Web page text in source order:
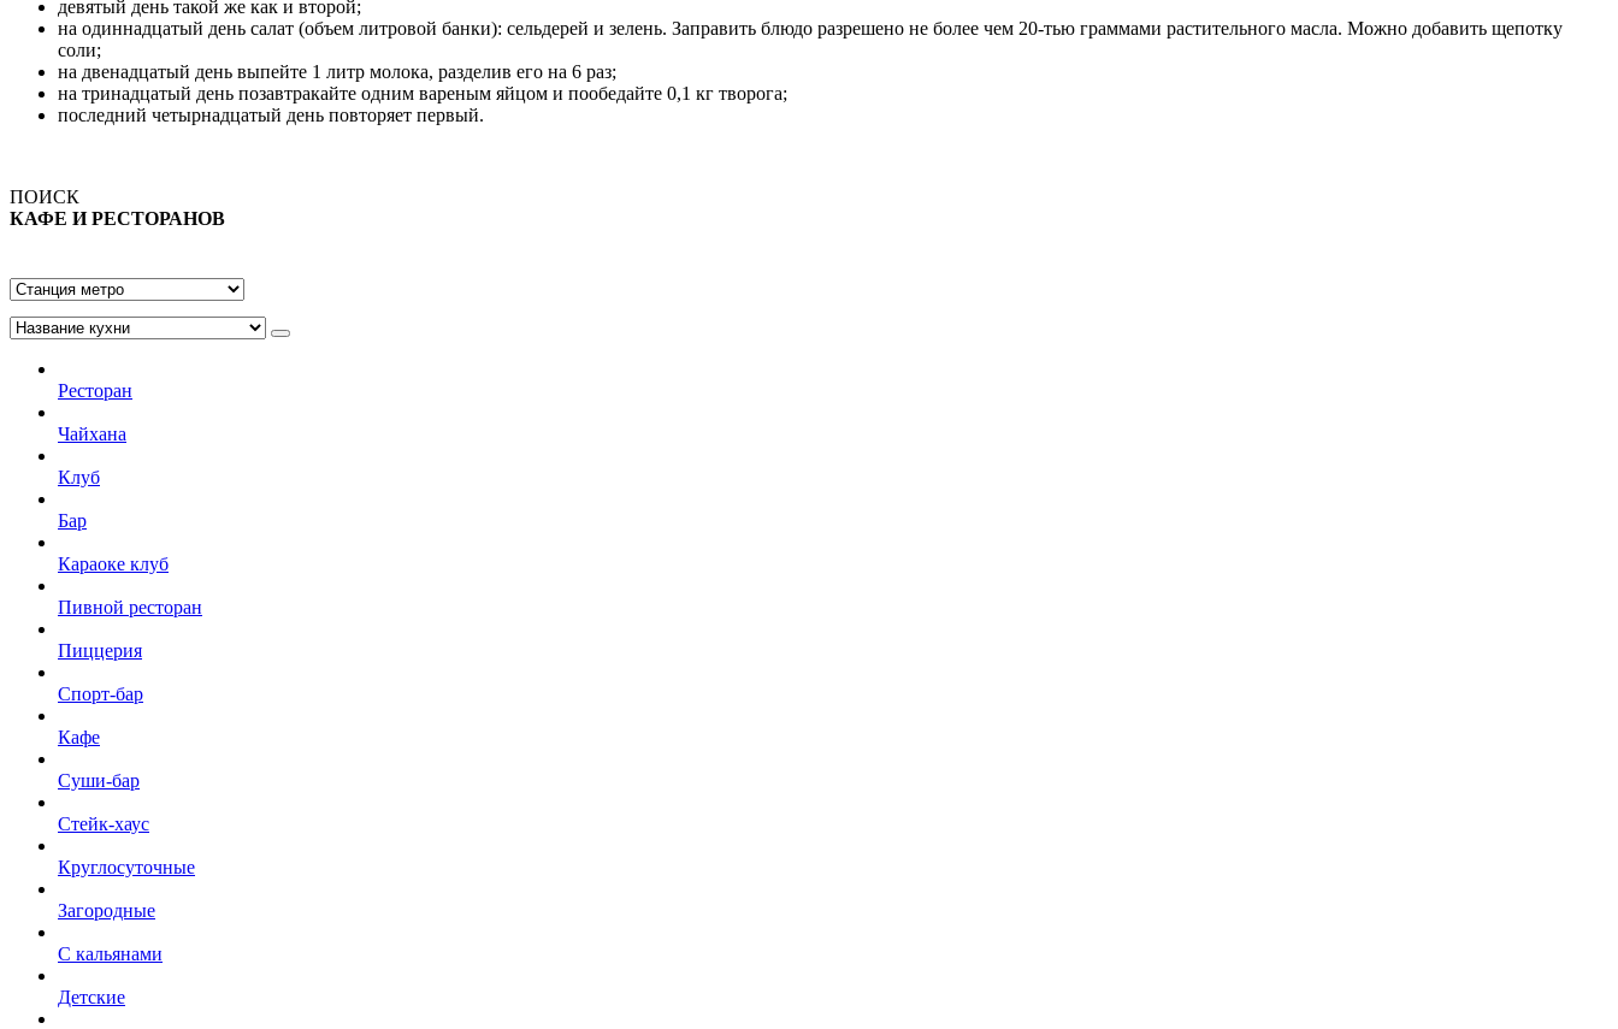
девятый день такой же как и второй;
на одиннадцатый день салат (объем литровой банки): сельдерей и зелень. Заправить блюдо разрешено не более чем 20-тью граммами растительного масла. Можно добавить щепотку
соли;
на двенадцатый день выпейте 1 литр молока, разделив его на 6 раз;
на тринадцатый день позавтракайте одним вареным яйцом и пообедайте 0,1 кг творога;
последний четырнадцатый день повторяет первый.
ПОИСК
КАФЕ И РЕСТОРАНОВ
Ресторан
Чайхана
Клуб
Бар
Караоке клуб
Пивной ресторан
Пиццерия
Спорт-бар
Кафе
Суши-бар
Стейк-хаус
Круглосуточные
Загородные
С кальянами
Детские